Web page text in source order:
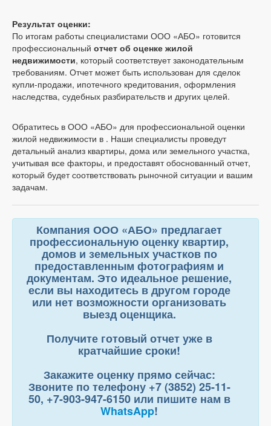
Результат оценки:
По итогам работы специалистами ООО «АБО» готовится
профессиональный отчет об оценке жилой
недвижимости, который соответствует законодательным
требованиям. Отчет может быть использован для сделок
купли-продажи, ипотечного кредитования, оформления
наследства, судебных разбирательств и других целей.
Обратитесь в ООО «АБО» для профессиональной оценки
жилой недвижимости в . Наши специалисты проведут
детальный анализ квартиры, дома или земельного участка,
учитывая все факторы, и предоставят обоснованный отчет,
который будет соответствовать рыночной ситуации и вашим
задачам.
Компания ООО «АБО» предлагает
профессиональную оценку квартир,
домов и земельных участков по
предоставленным фотографиям и
документам. Это идеальное решение,
если вы находитесь в другом городе
или нет возможности организовать
выезд оценщика.
Получите готовый отчет уже в
кратчайшие сроки!
Закажите оценку прямо сейчас:
Звоните по телефону +7 (3852) 25-11-
50, +7-903-947-6150 или пишите нам в
WhatsApp!